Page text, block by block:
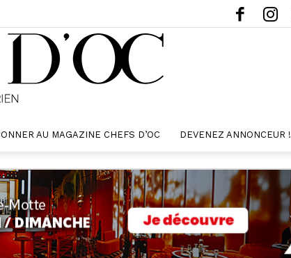
AU MAGAZINE CHEFS D’OC DEVENEZ ANNONCEUR !